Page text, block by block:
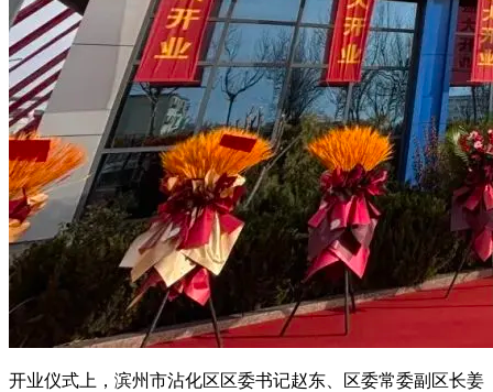
开业仪式上，滨州市沾化区区委书记赵东、区委常委副区长姜